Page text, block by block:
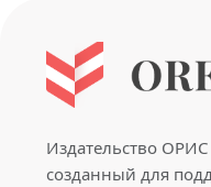
Издательство
созданный для